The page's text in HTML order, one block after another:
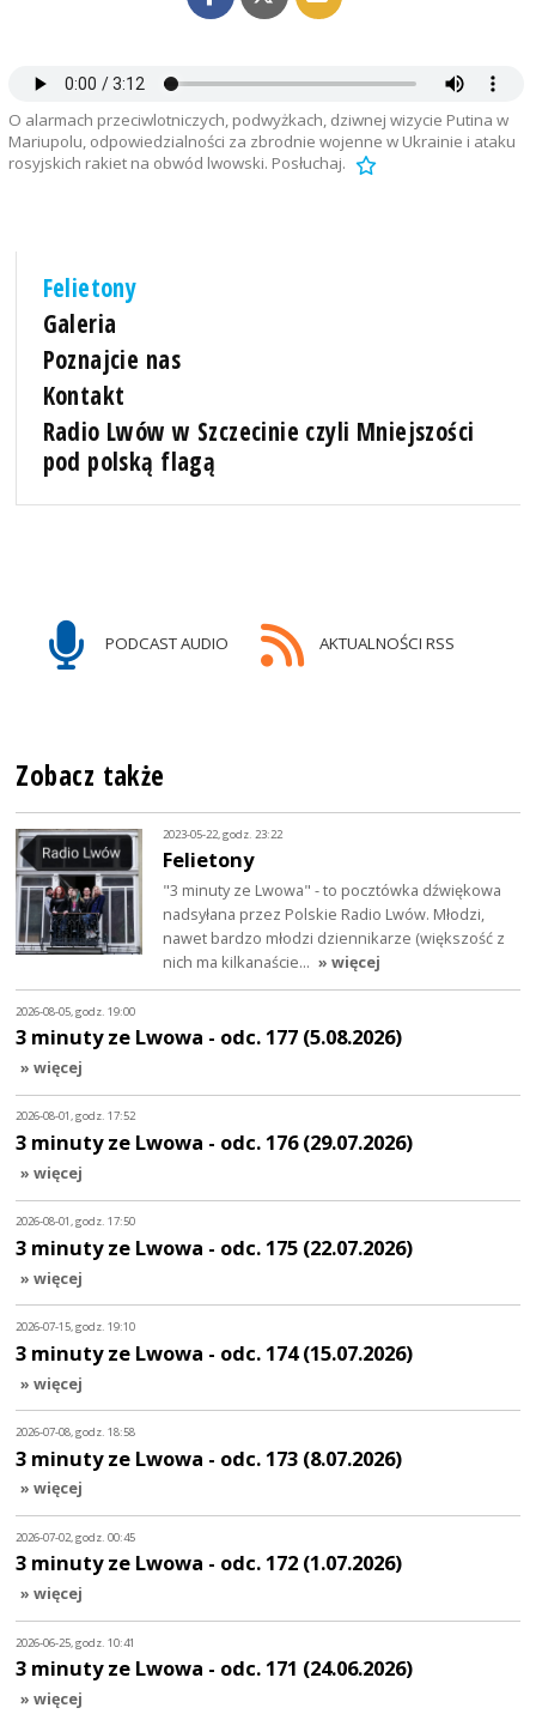
O alarmach przeciwlotniczych, podwyżkach, dziwnej wizycie Putina w
Mariupolu, odpowiedzialności za zbrodnie wojenne w Ukrainie i ataku
rosyjskich rakiet na obwód lwowski. Posłuchaj.
Felietony
Galeria
Poznajcie nas
Kontakt
Radio Lwów w Szczecinie czyli Mniejszości
pod polską flagą
PODCAST AUDIO AKTUALNOŚCI RSS
Zobacz także
2023-05-22, godz. 23:22
Felietony
"3 minuty ze Lwowa" - to pocztówka dźwiękowa
nadsyłana przez Polskie Radio Lwów. Młodzi,
nawet bardzo młodzi dziennikarze (większość z
nich ma kilkanaście… » więcej
2026-08-05, godz. 19:00
3 minuty ze Lwowa - odc. 177 (5.08.2026)
» więcej
2026-08-01, godz. 17:52
3 minuty ze Lwowa - odc. 176 (29.07.2026)
» więcej
2026-08-01, godz. 17:50
3 minuty ze Lwowa - odc. 175 (22.07.2026)
» więcej
2026-07-15, godz. 19:10
3 minuty ze Lwowa - odc. 174 (15.07.2026)
» więcej
2026-07-08, godz. 18:58
3 minuty ze Lwowa - odc. 173 (8.07.2026)
» więcej
2026-07-02, godz. 00:45
3 minuty ze Lwowa - odc. 172 (1.07.2026)
» więcej
2026-06-25, godz. 10:41
3 minuty ze Lwowa - odc. 171 (24.06.2026)
» więcej